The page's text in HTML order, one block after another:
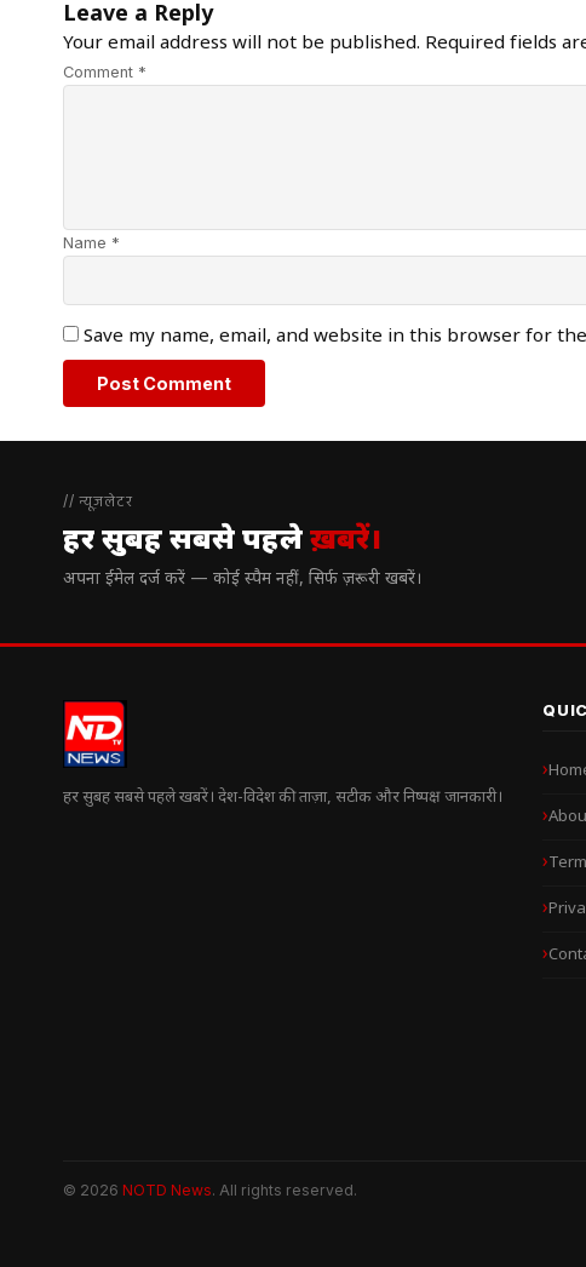
Leave a Reply
Your email address will not be published. Required fields
Comment *
Name *
Save my name, email, and website in this browser for
// न्यूज़लेटर
हर सुबह सबसे पहलेख़बरें।
अपना ईमेल दर्ज करें — कोई स्पैम नहीं, सिर्फ ज़रूरी खबरें।
हर सुबह सबसे पहले खबरें। देश-विदेश की ताज़ा, सटीक और निष्पक्ष जानकारी।
© 2026 NOTD News. All rights reserved.